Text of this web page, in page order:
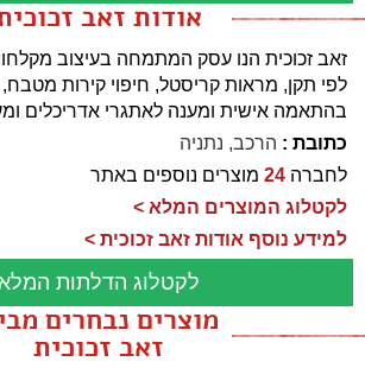
אודות זאב
זאב זכוכית הנו עסק המתמחה בעיצוב
לפי תקן, מראות קריסטל, חיפוי קירות מטבח,
בהתאמה אישית ומענה לאתגרי אדריכלים
כתובת : הרכב, נתניה
לחברה 24 מוצרים נוספים באתר
לקטלוג המוצרים המלא >
למידע נוסף אודות זאב זכוכית >
לקטלוג הדלתות
מוצרים נבחרים
זאב זכוכית